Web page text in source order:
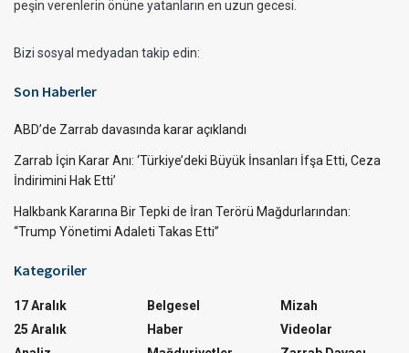
peşin verenlerin önüne yatanların en uzun gecesi.
Bizi sosyal medyadan takip edin:
Son Haberler
ABD’de Zarrab davasında karar açıklandı
Zarrab İçin Karar Anı: ‘Türkiye’deki Büyük İnsanları İfşa Etti, Ceza
İndirimini Hak Etti’
Halkbank Kararına Bir Tepki de İran Terörü Mağdurlarından:
“Trump Yönetimi Adaleti Takas Etti”
Kategoriler
17 Aralık
25 Aralık
Belgesel
Haber
Mizah
Videolar